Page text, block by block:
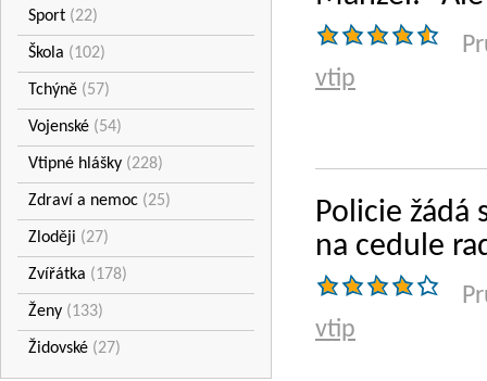
Sport (22)
Škola (102)
Tchýně (57)
Vojenské (54)
Vtipné hlášky (228)
Zdraví a nemoc (25)
Zloději (27)
Zvířátka (178)
Ženy (133)
Židovské (27)
vtip
Policie žádá
na cedule
vtip